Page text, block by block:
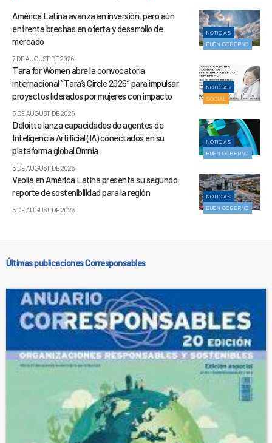
NOTICIAS
BUEN GOBIERNO
América Latina avanza en inversión, pero aún
enfrenta brechas en oferta y desarrollo de
mercado
7 DE AUGUST DE 2026
NOTICIAS
SOCIAL
Tara for Women abre la convocatoria
internacional “Tara’s Circle 2026” para impulsar
proyectos liderados por mujeres con impacto
5 DE AUGUST DE 2026
NOTICIAS
BUEN GOBIERNO
Deloitte lanza capacidades de agentes de
Inteligencia Artificial (IA) conectados en su
plataforma global Omnia
5 DE AUGUST DE 2026
NOTICIAS
BUEN GOBIERNO
Veolia en América Latina presenta su segundo
reporte de sostenibilidad para la región
5 DE AUGUST DE 2026
Últimas publicaciones Corresponsables